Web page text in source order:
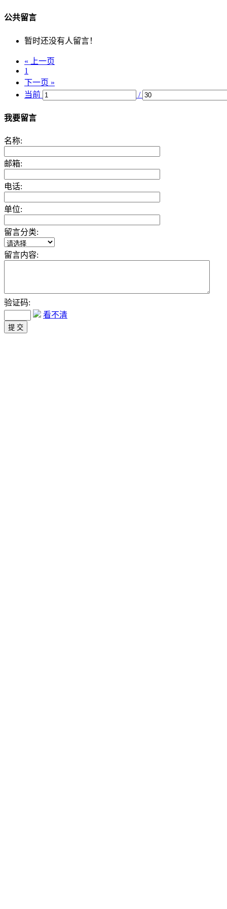
公共留言
暂时还没有人留言！
« 上一页
1
下一页 »
当前
/
我要留言
名称:
邮箱:
电话:
单位:
留言分类:
留言内容:
验证码:
看不清